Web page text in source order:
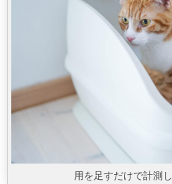
用を足すだけで計測